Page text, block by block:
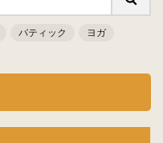
バティック ヨガ